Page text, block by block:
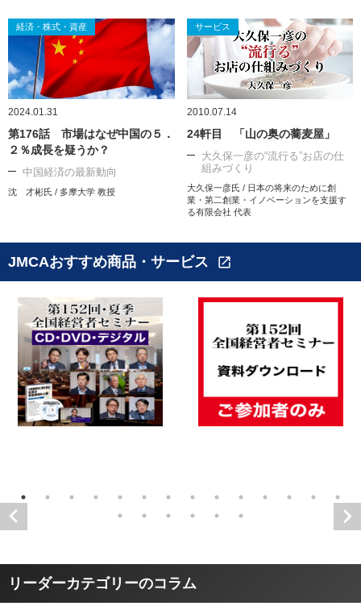
経済・株式・資産
2024.01.31
第176話 市場はなぜ中国の５．
２％成長を疑うか？
中国経済の最新動向
沈 才彬氏 / 多摩大学 教授
サービス
2010.07.14
24軒目 「山の奥の蕎麦屋」
大久保一彦の“流行る”お店の仕
組みづくり
大久保一彦氏 / 日本の将来のために創
業・第二創業・イノベーションを支援す
る有限会社 代表
JMCAおすすめ商品・サービス open_in_new
リーダーカテゴリーのコラム